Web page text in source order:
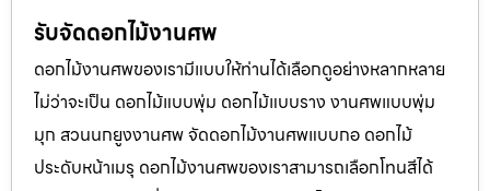
รับจัดดอกไม้งานศพ
ดอกไม้งานศพของเรามีแบบให้ท่านได้เลือกดูอย่างหลากหลาย
ไม่ว่าจะเป็น ดอกไม้แบบพุ่ม ดอกไม้แบบราง งานศพแบบพุ่ม
มุก สวนนกยูงงานศพ จัดดอกไม้งานศพแบบกอ ดอกไม้
ประดับหน้าเมรุ ดอกไม้งานศพของเราสามารถเลือกโทนสีได้